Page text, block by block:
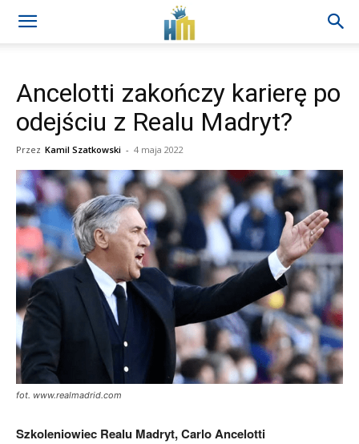
Ancelotti zakończy karierę po
odejściu z Realu Madryt?
Przez Kamil Szatkowski - 4 maja 2022
fot. www.realmadrid.com
Szkoleniowiec Realu Madryt, Carlo Ancelotti